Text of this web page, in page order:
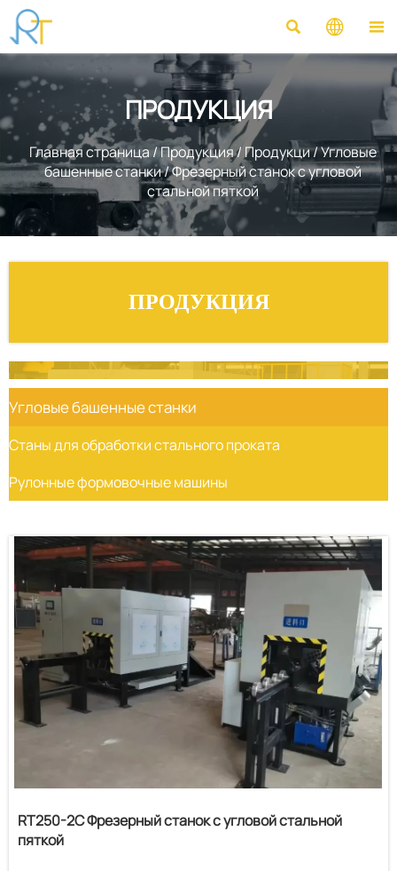
  
ПРОДУКЦИЯ
Главная страница/Продукция/Продукци/Угловые
башенные станки/Фрезерный станок с угловой
стальной пяткой
ПРОДУКЦИЯ
Угловые башенные станки
Станы для обработки стального проката
Рулонные формовочные машины
RT250-2C Фрезерный станок с угловой стальной
пяткой